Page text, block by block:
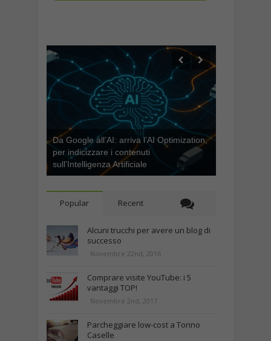
Da Google all’AI: arriva l’AI Optimization,
per indicizzare i contenuti
sull’Intelligenza Artificiale
Popular Recent
Alcuni trucchi per avere un blog di
successo
Novembre 22nd, 2016
Comprare visite YouTube: i 5
vantaggi TOP!
Novembre 2nd, 2017
Parcheggiare low-cost a Torino
Caselle